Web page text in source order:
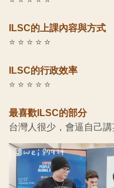
ILSC的上課內容與方式
⭐ ⭐ ⭐ ⭐ ⭐
ILSC的行政效率
⭐ ⭐ ⭐ ⭐ ⭐
最喜歡ILSC的部分
台灣人很少，會逼自己